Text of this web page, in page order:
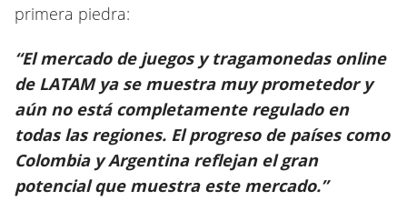
primera piedra:
“El mercado de juegos y tragamonedas online
de LATAM ya se muestra muy prometedor y
aún no está completamente regulado en
todas las regiones. El progreso de países como
Colombia y Argentina reflejan el gran
potencial que muestra este mercado.”